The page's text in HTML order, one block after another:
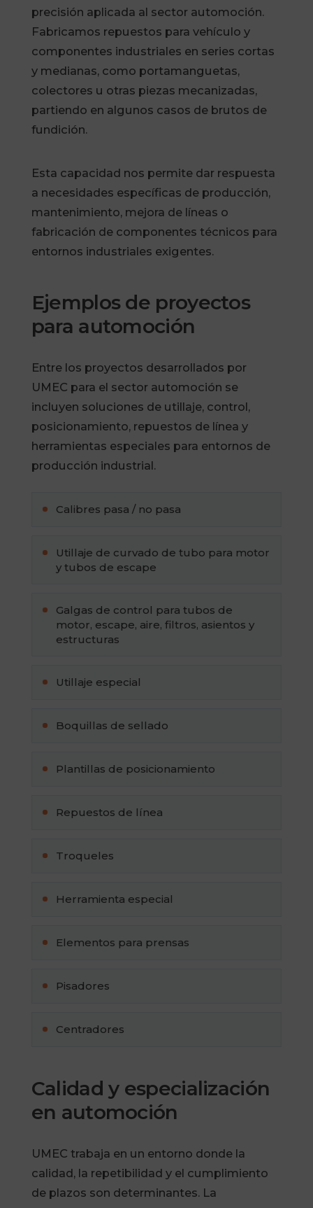
precisión aplicada al sector automoción.
Fabricamos repuestos para vehículo y
componentes industriales en series cortas
y medianas, como portamanguetas,
colectores u otras piezas mecanizadas,
partiendo en algunos casos de brutos de
fundición.
Esta capacidad nos permite dar respuesta
a necesidades específicas de producción,
mantenimiento, mejora de líneas o
fabricación de componentes técnicos para
entornos industriales exigentes.
Ejemplos de proyectos
para automoción
Entre los proyectos desarrollados por
UMEC para el sector automoción se
incluyen soluciones de utillaje, control,
posicionamiento, repuestos de línea y
herramientas especiales para entornos de
producción industrial.
Calibres pasa / no pasa
Utillaje de curvado de tubo para motor
y tubos de escape
Galgas de control para tubos de
motor, escape, aire, filtros, asientos y
estructuras
Utillaje especial
Boquillas de sellado
Plantillas de posicionamiento
Repuestos de línea
Troqueles
Herramienta especial
Elementos para prensas
Pisadores
Centradores
Calidad y especialización
en automoción
UMEC trabaja en un entorno donde la
calidad, la repetibilidad y el cumplimiento
de plazos son determinantes. La